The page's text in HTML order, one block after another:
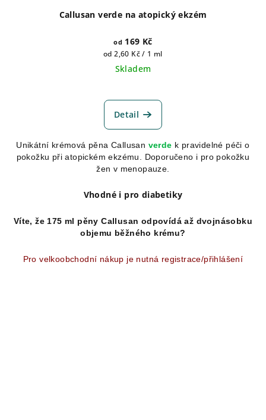
Callusan verde na atopický ekzém
od 169 Kč
Měrná
cena:
od 2,60 Kč / 1 ml
Skladem
hodnocení
produktu
z
5
hvězdiček.
Detail
Unikátní krémová pěna Callusan verde k pravidelné péči o
pokožku při atopickém ekzému. Doporučeno i pro pokožku
žen v menopauze.
Vhodné i pro diabetiky
Víte, že 175 ml pěny Callusan odpovídá až dvojnásobku
objemu běžného krému?
Pro velkoobchodní nákup je nutná registrace/přihlášení